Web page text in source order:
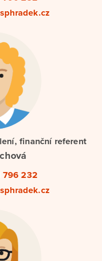
finanční referent
796 232